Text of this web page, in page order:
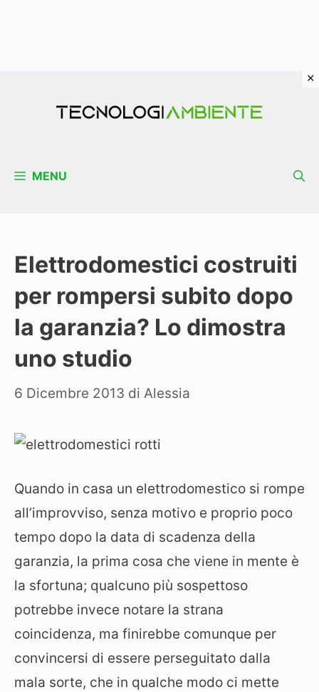
MENU
Elettrodomestici costruiti
per rompersi subito dopo
la garanzia? Lo dimostra
uno studio
6 Dicembre 2013 di Alessia
Quando in casa un elettrodomestico si rompe
all’improvviso, senza motivo e proprio poco
tempo dopo la data di scadenza della
garanzia, la prima cosa che viene in mente è
la sfortuna; qualcuno più sospettoso
potrebbe invece notare la strana
coincidenza, ma finirebbe comunque per
convincersi di essere perseguitato dalla
mala sorte, che in qualche modo ci mette